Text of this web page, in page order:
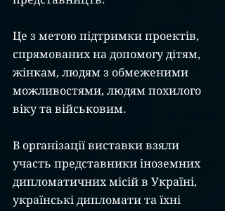
Це з метою підтримки проектів,
спрямованих на допомогу дітям,
жінкам, людям з обмеженими
можливостями, людям похилого
віку та військовим.
В організації виставки взяли
участь представники іноземних
дипломатичних місій в Україні,
українські дипломати та їхні